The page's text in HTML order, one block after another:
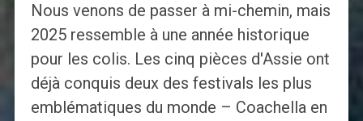
Nous venons de passer à mi-chemin, mais
2025 ressemble à une année historique
pour les colis. Les cinq pièces d'Assie ont
déjà conquis deux des festivals les plus
emblématiques du monde – Coachella en